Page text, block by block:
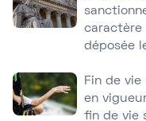
caractère
déposée
Fin de
en
fin de vie